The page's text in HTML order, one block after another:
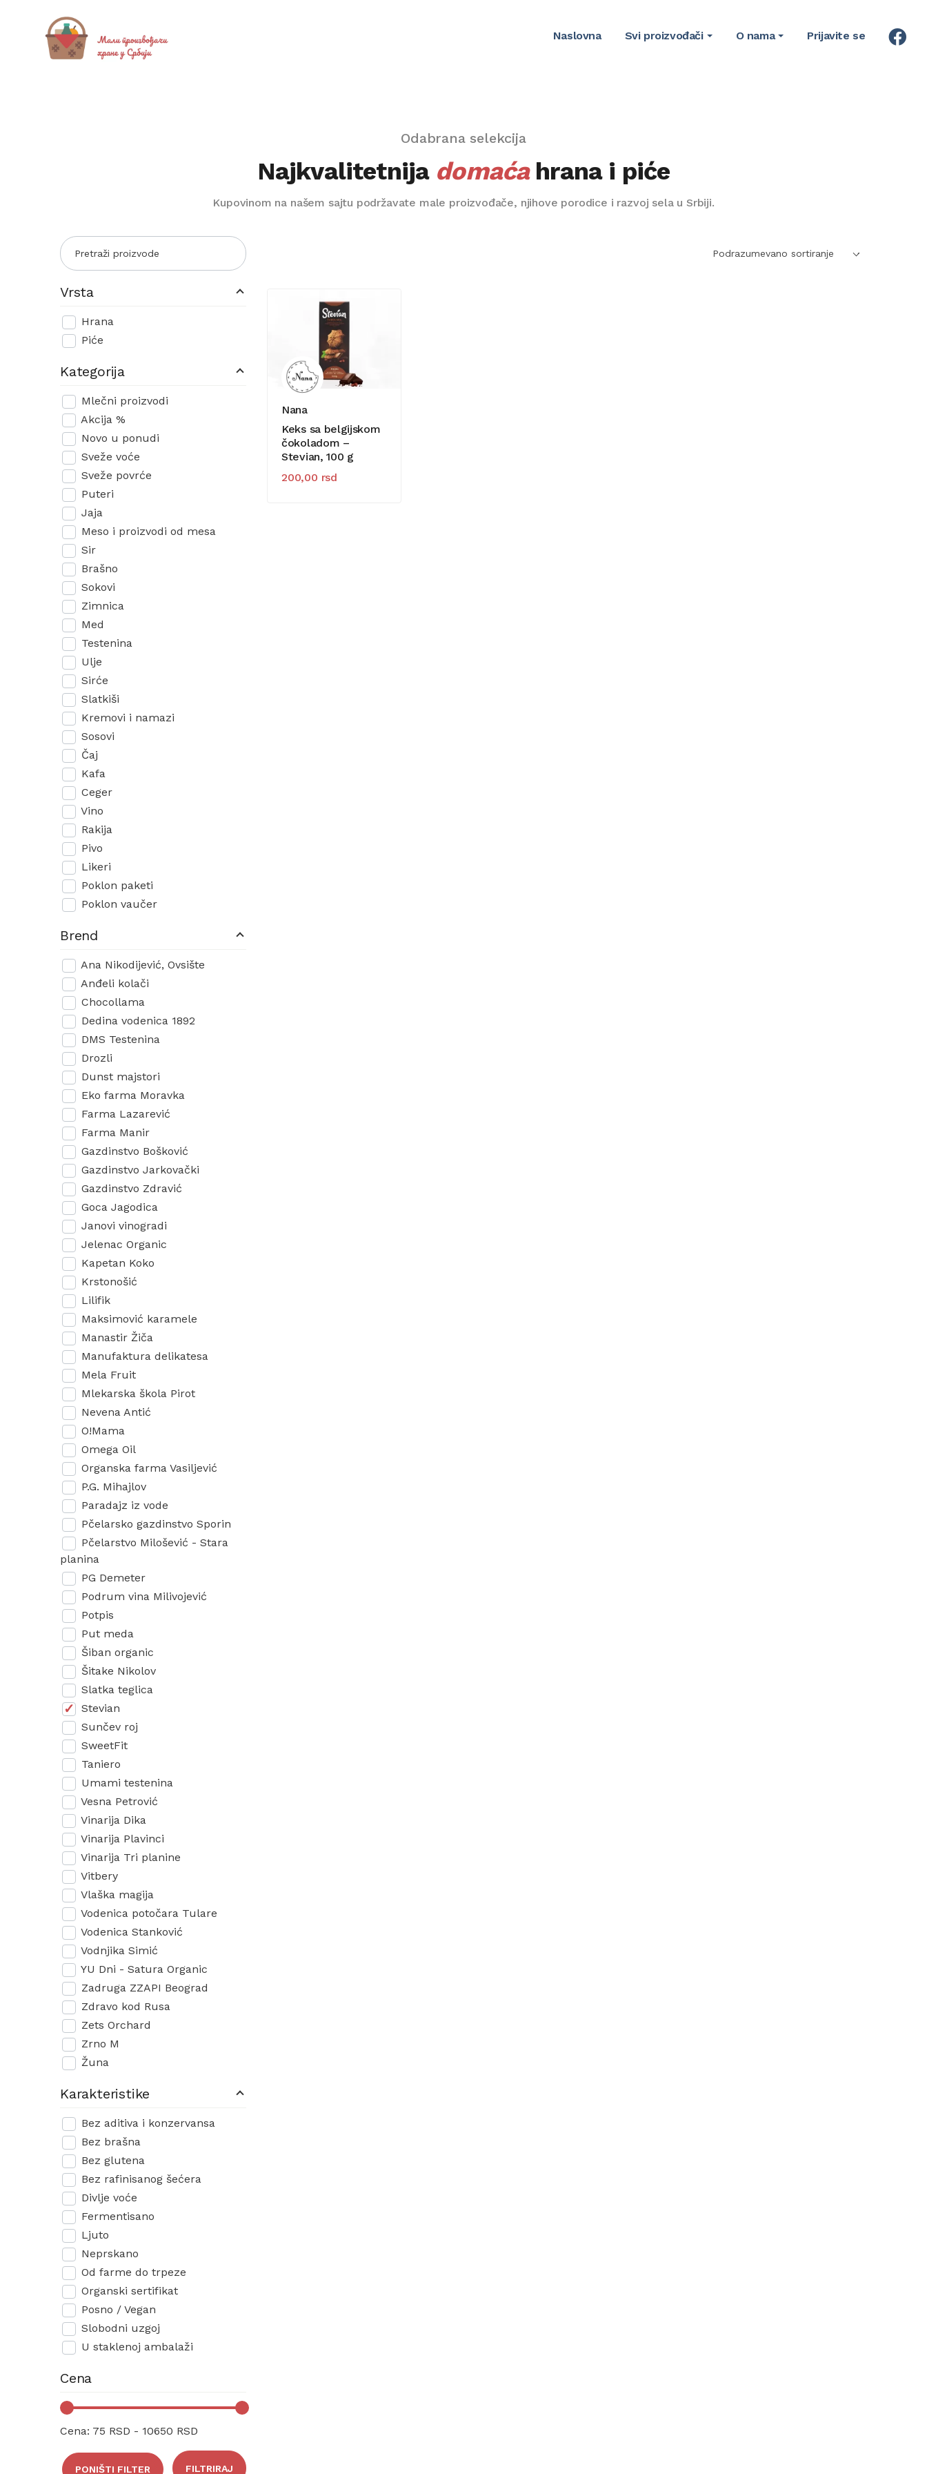
Naslovna Svi proizvođači O nama Prijavite se
Odabrana selekcija
Najkvalitetnija domaćahrana i piće
Kupovinom na našem sajtu podržavate male proizvođače, njihove porodice i razvoj sela u Srbiji.
Podrazumevano sortiranje
Nana
Keks sa belgijskom
čokoladom –
Stevian, 100 g
200,00 rsd
Vrsta
Hrana
Piće
Kategorija
Mlečni proizvodi
Akcija %
Novo u ponudi
Sveže voće
Sveže povrće
Puteri
Jaja
Meso i proizvodi od mesa
Sir
Brašno
Sokovi
Zimnica
Med
Testenina
Ulje
Sirće
Slatkiši
Kremovi i namazi
Sosovi
Čaj
Kafa
Ceger
Vino
Rakija
Pivo
Likeri
Poklon paketi
Poklon vaučer
Brend
Ana Nikodijević, Ovsište
Anđeli kolači
Chocollama
Dedina vodenica 1892
DMS Testenina
Drozli
Dunst majstori
Eko farma Moravka
Farma Lazarević
Farma Manir
Gazdinstvo Bošković
Gazdinstvo Jarkovački
Gazdinstvo Zdravić
Goca Jagodica
Janovi vinogradi
Jelenac Organic
Kapetan Koko
Krstonošić
Lilifik
Maksimović karamele
Manastir Žiča
Manufaktura delikatesa
Mela Fruit
Mlekarska škola Pirot
Nevena Antić
O!Mama
Omega Oil
Organska farma Vasiljević
P.G. Mihajlov
Paradajz iz vode
Pčelarsko gazdinstvo Sporin
Pčelarstvo Milošević - Stara
planina
PG Demeter
Podrum vina Milivojević
Potpis
Put meda
Šiban organic
Šitake Nikolov
Slatka teglica
Stevian
Sunčev roj
SweetFit
Taniero
Umami testenina
Vesna Petrović
Vinarija Dika
Vinarija Plavinci
Vinarija Tri planine
Vitbery
Vlaška magija
Vodenica potočara Tulare
Vodenica Stanković
Vodnjika Simić
YU Dni - Satura Organic
Zadruga ZZAPI Beograd
Zdravo kod Rusa
Zets Orchard
Zrno M
Žuna
Karakteristike
Bez aditiva i konzervansa
Bez brašna
Bez glutena
Bez rafinisanog šećera
Divlje voće
Fermentisano
Ljuto
Neprskano
Od farme do trpeze
Organski sertifikat
Posno / Vegan
Slobodni uzgoj
U staklenoj ambalaži
Cena
Cena: 75 RSD - 10650 RSD
PONIŠTI FILTER FILTRIRAJ